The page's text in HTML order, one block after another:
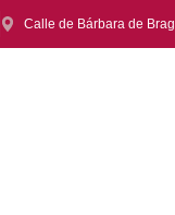
Calle de Bárbara de